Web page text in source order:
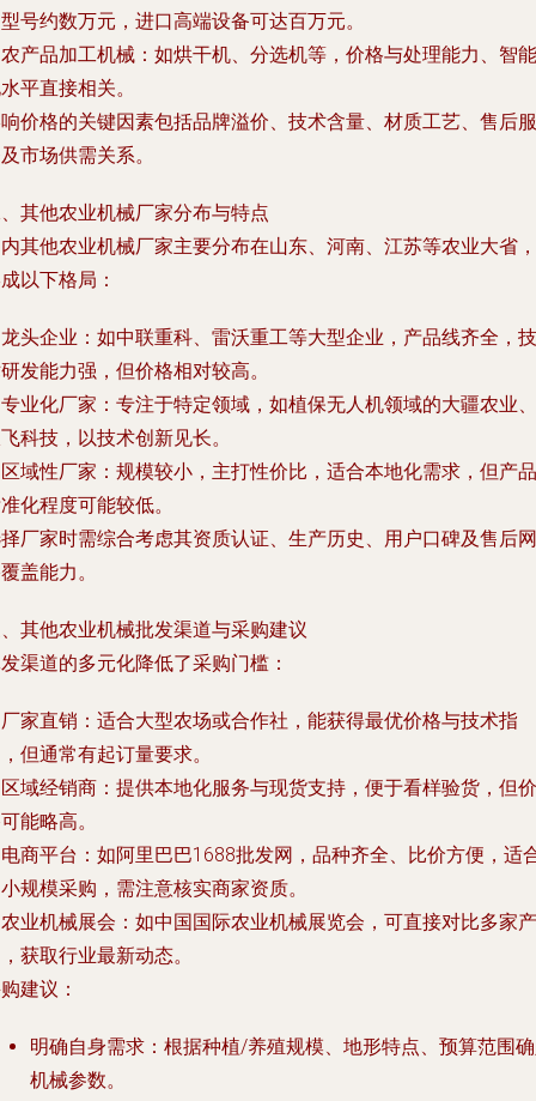
号约数万元，进口高端设备可达百万元。
产品加工机械：如烘干机、分选机等，价格与处理能力、智能
平直接相关。
价格的关键因素包括品牌溢价、技术含量、材质工艺、售后服
市场供需关系。
其他农业机械厂家分布与特点
其他农业机械厂家主要分布在山东、河南、江苏等农业大省，
以下格局：
头企业：如中联重科、雷沃重工等大型企业，产品线齐全，技
发能力强，但价格相对较高。
业化厂家：专注于特定领域，如植保无人机领域的大疆农业、
科技，以技术创新见长。
域性厂家：规模较小，主打性价比，适合本地化需求，但产品
化程度可能较低。
厂家时需综合考虑其资质认证、生产历史、用户口碑及售后网
盖能力。
其他农业机械批发渠道与采购建议
渠道的多元化降低了采购门槛：
家直销：适合大型农场或合作社，能获得最优价格与技术指
但通常有起订量要求。
域经销商：提供本地化服务与现货支持，便于看样验货，但价
能略高。
商平台：如阿里巴巴1688批发网，品种齐全、比价方便，适
规模采购，需注意核实商家资质。
业机械展会：如中国国际农业机械展览会，可直接对比多家产
获取行业最新动态。
建议：
明确自身需求：根据种植/养殖规模、地形特点、预算范围
机械参数。